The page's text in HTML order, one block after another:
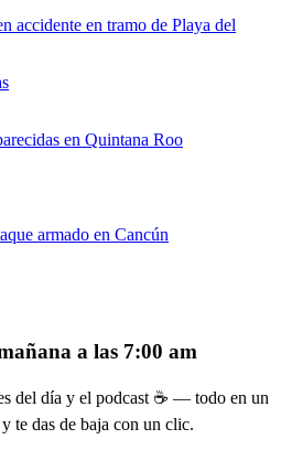
accidente en tramo de Playa del
en Quintana Roo
armado en Cancún
a las 7:00 am
del día y el podcast ☕ — todo en un
te das de baja con un clic.